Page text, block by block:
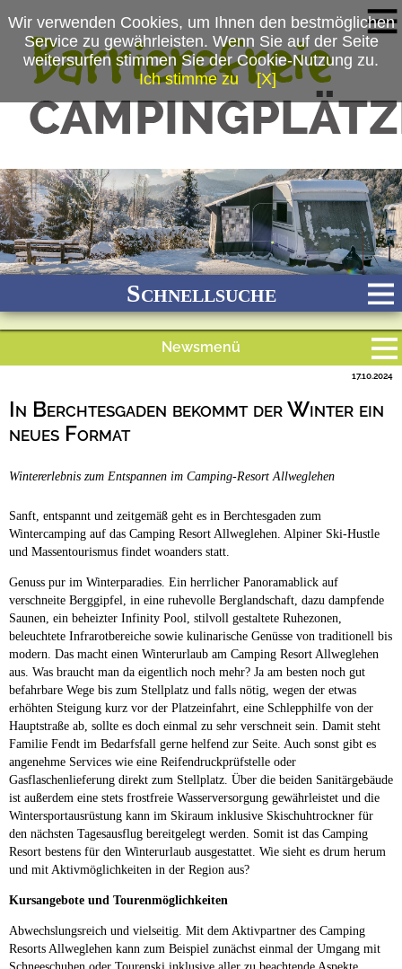
(c) Camping Resort AllweglehenSchnellsuche
Stadtnah
Newsmenü
Campingplätze
In Berchtesgaden bekommt der Winter ein
neues Format
17.10.2024
Wintererlebnis zum Entspannen im Camping-Resort Allweglehen
Sanft, entspannt und zeitgemäß geht es in Berchtesgaden zum
Wintercamping auf das Camping Resort Allweglehen. Alpiner Ski-Hustle
und Massentourismus findet woanders statt.
Genuss pur im Winterparadies. Ein herrlicher Panoramablick auf
verschneite Berggipfel, in eine ruhevolle Berglandschaft, dazu dampfende
Saunen, ein beheizter Infinity Pool, stilvoll gestaltete Ruhezonen,
beleuchtete Infrarotbereiche sowie kulinarische Genüsse von traditionell bis
modern. Das macht einen Winterurlaub am Camping Resort Allweglehen
aus. Was braucht man da eigentlich noch mehr? Ja am besten noch gut
befahrbare Wege bis zum Stellplatz und falls nötig, wegen der etwas
erhöhten Steigung kurz vor der Platzeinfahrt, eine Schlepphilfe von der
Hauptstraße ab, sollte es doch einmal zu sehr verschneit sein. Damit steht
Familie Fendt im Bedarfsfall gerne helfend zur Seite. Auch sonst gibt es
angenehme Services wie eine Reifendruckprüfstelle oder
Gasflaschenlieferung direkt zum Stellplatz. Über die beiden Sanitärgebäude
ist außerdem eine stets frostfreie Wasserversorgung gewährleistet und die
Wintersportausrüstung kann im Skiraum inklusive Skischuhtrockner für
den nächsten Tagesausflug bereitgelegt werden. Somit ist das Camping
Resort bestens für den Winterurlaub ausgestattet. Wie sieht es drum herum
und mit Aktivmöglichkeiten in der Region aus?
Kursangebote und Tourenmöglichkeiten
Abwechslungsreich und vielseitig. Mit dem Aktivpartner des Camping
Resorts Allweglehen kann zum Beispiel zunächst einmal der Umgang mit
Wir verwenden Cookies, um Ihnen den bestmöglichen
Service zu gewährleisten. Wenn Sie auf der Seite
weitersurfen stimmen Sie der Cookie-Nutzung zu.
Ich stimme zu
[X]